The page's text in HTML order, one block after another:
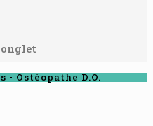
onglet
Ostéopathe D.O.